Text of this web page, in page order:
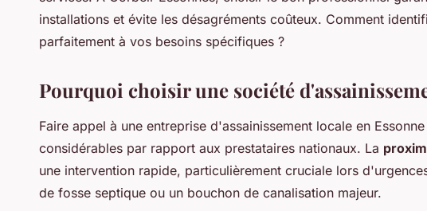
installations et évite les désagréments coûteux. Comment
parfaitement à vos besoins spécifiques ?
Pourquoi choisir une société
Faire appel à une entreprise d'assainissement locale en
considérables par rapport aux prestataires nationaux. La
une intervention rapide, particulièrement cruciale lors
de fosse septique ou un bouchon de canalisation majeur.